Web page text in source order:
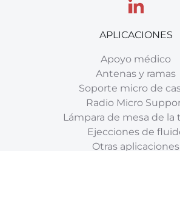
APLICACIONES
Apoyo médico
Antenas y ramas
Soporte micro de
Radio Micro
Lámpara de mesa de la
Ejecciones de
Otras aplicaciones